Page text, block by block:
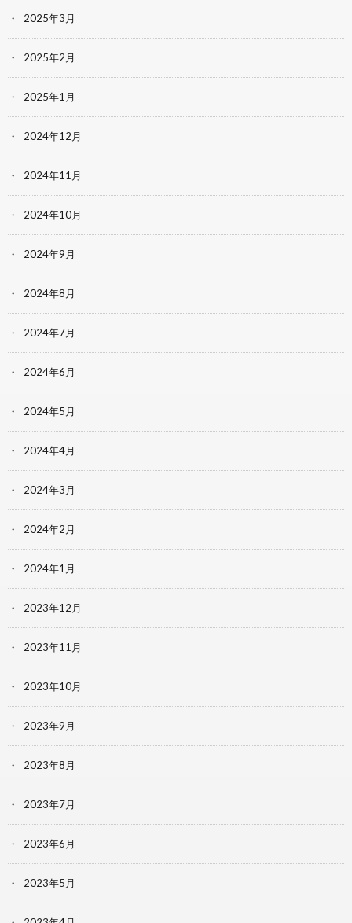
2025年3月
2025年2月
2025年1月
2024年12月
2024年11月
2024年10月
2024年9月
2024年8月
2024年7月
2024年6月
2024年5月
2024年4月
2024年3月
2024年2月
2024年1月
2023年12月
2023年11月
2023年10月
2023年9月
2023年8月
2023年7月
2023年6月
2023年5月